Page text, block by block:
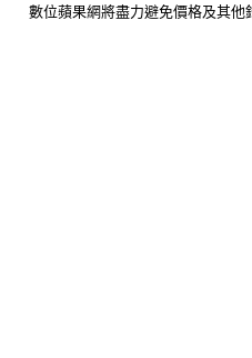
數位蘋果網將盡力避免價格及其